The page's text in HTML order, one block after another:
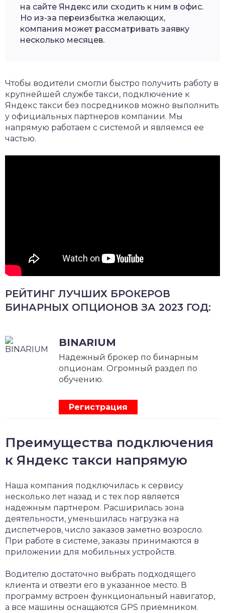
на сайте Яндекс или сходить к ним в офис.
Но из-за переизбытка желающих,
компания может рассматривать заявку
несколько месяцев.
Чтобы водители смогли быстро получить работу в
крупнейшей службе такси, подключение к
Яндекс такси без посредников можно выполнить
у официальных партнеров компании. Мы
напрямую работаем с системой и являемся ее
частью.
РЕЙТИНГ ЛУЧШИХ БРОКЕРОВ
БИНАРНЫХ ОПЦИОНОВ ЗА 2023 ГОД:
BINARIUM
Надежный брокер по бинарным
опционам. Огромный раздел по
обучению.
Регистрация
Преимущества подключения
к Яндекс такси напрямую
Наша компания подключилась к сервису
несколько лет назад и с тех пор является
надежным партнером. Расширилась зона
деятельности, уменьшилась нагрузка на
диспетчеров, число заказов заметно возросло.
При работе в системе, заказы принимаются в
приложении для мобильных устройств.
Водителю достаточно выбрать подходящего
клиента и отвезти его в указанное место. В
программу встроен функциональный навигатор,
а все машины оснащаются GPS приемником.